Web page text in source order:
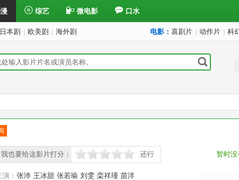
综艺 微电影 口水
日本剧 欧美剧 海外剧 电影： 喜剧片 动作片 科
暂时没
我也要给这影片打分：
很差较差 还行推荐 力荐 还行
演： 张沛 王冰甜 张若瑜 刘雯 栾祥瑾 苗洋